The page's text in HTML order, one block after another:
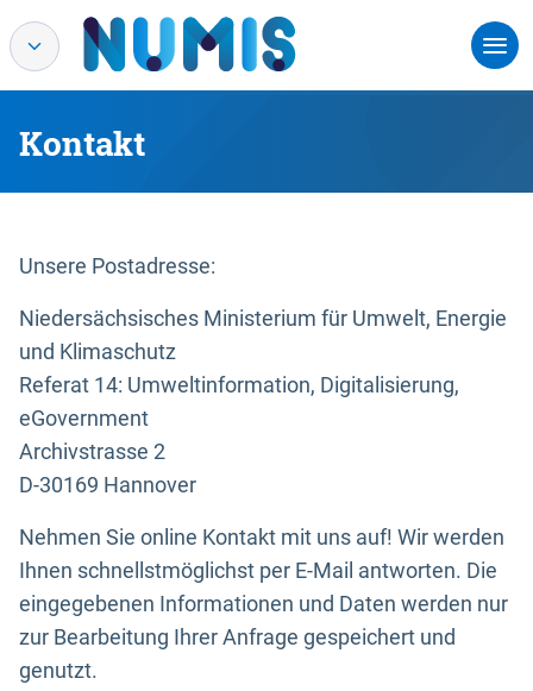
Kontakt
Unsere Postadresse:
Niedersächsisches Ministerium für Umwelt, Energie
und Klimaschutz
Referat 14: Umweltinformation, Digitalisierung,
eGovernment
Archivstrasse 2
D-30169 Hannover
Nehmen Sie online Kontakt mit uns auf! Wir werden
Ihnen schnellstmöglichst per E-Mail antworten. Die
eingegebenen Informationen und Daten werden nur
zur Bearbeitung Ihrer Anfrage gespeichert und
genutzt.